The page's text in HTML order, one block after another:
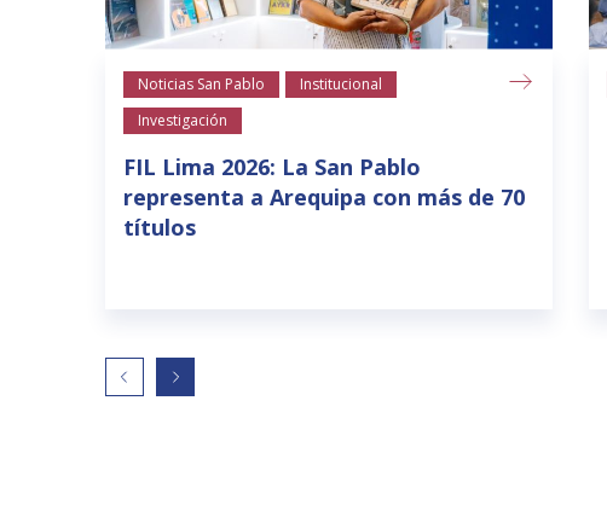
Noticias San Pablo
Institucional
Investigación
FIL Lima 2026: La San Pablo
representa a Arequipa con más de 70
títulos